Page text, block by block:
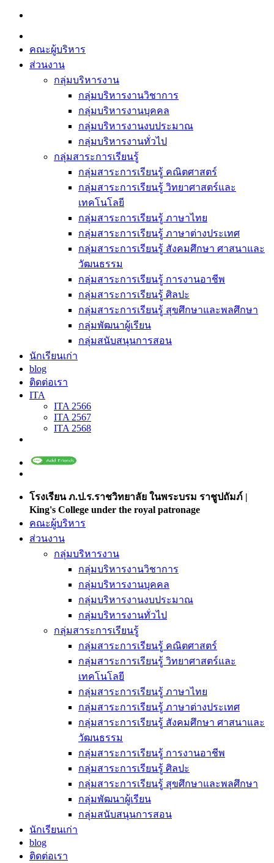
Skip
content
คณะผู้บริหาร
ส่วนงาน
กลุ่มบริหารงาน
กลุ่มบริหารงานวิชาการ
กลุ่มบริหารงานบุคคล
กลุ่มบริหารงานงบประมาณ
กลุ่มบริหารงานทั่วไป
กลุ่มสาระการเรียนรู้
กลุ่มสาระการเรียนรู้ คณิตศาสตร์
กลุ่มสาระการเรียนรู้ วิทยาศาสตร์และ
เทคโนโลยี
กลุ่มสาระการเรียนรู้ ภาษาไทย
กลุ่มสาระการเรียนรู้ ภาษาต่างประเทศ
กลุ่มสาระการเรียนรู้ สังคมศึกษา ศาสนาและ
วัฒนธรรม
กลุ่มสาระการเรียนรู้ การงานอาชีพ
กลุ่มสาระการเรียนรู้ ศิลปะ
กลุ่มสาระการเรียนรู้ สุขศึกษาและพลศึกษา
กลุ่มพัฒนาผู้เรียน
กลุ่มสนับสนุนการสอน
นักเรียนเก่า
blog
ติดต่อเรา
ITA
ITA 2566
ITA 2567
ITA 2568
โรงเรียน ภ.ป.ร.ราชวิทยาลัย ในพระบรม ราชูปถัมภ์ |
King's College under the royal patronage
คณะผู้บริหาร
ส่วนงาน
กลุ่มบริหารงาน
กลุ่มบริหารงานวิชาการ
กลุ่มบริหารงานบุคคล
กลุ่มบริหารงานงบประมาณ
กลุ่มบริหารงานทั่วไป
กลุ่มสาระการเรียนรู้
กลุ่มสาระการเรียนรู้ คณิตศาสตร์
กลุ่มสาระการเรียนรู้ วิทยาศาสตร์และ
เทคโนโลยี
กลุ่มสาระการเรียนรู้ ภาษาไทย
กลุ่มสาระการเรียนรู้ ภาษาต่างประเทศ
กลุ่มสาระการเรียนรู้ สังคมศึกษา ศาสนาและ
วัฒนธรรม
กลุ่มสาระการเรียนรู้ การงานอาชีพ
กลุ่มสาระการเรียนรู้ ศิลปะ
กลุ่มสาระการเรียนรู้ สุขศึกษาและพลศึกษา
กลุ่มพัฒนาผู้เรียน
กลุ่มสนับสนุนการสอน
นักเรียนเก่า
blog
ติดต่อเรา